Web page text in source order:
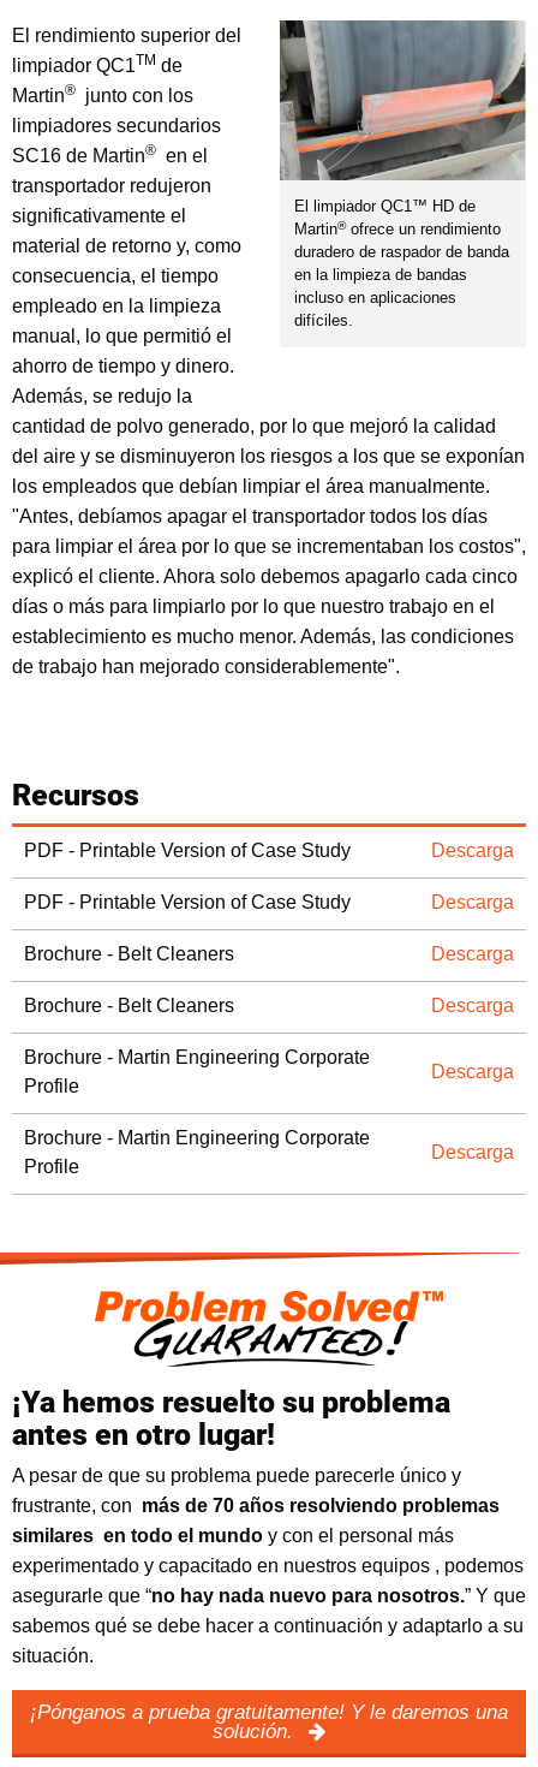
El limpiador QC1™ HD de
Martin®ofrece un rendimiento
duradero de raspador de banda
en la limpieza de bandas
incluso en aplicaciones
difíciles.
El rendimiento superior del
limpiador QC1TM de
Martin®
junto con los
limpiadores secundarios
SC16 de Martin® en el
transportador redujeron
significativamente el
material de retorno y, como
consecuencia, el tiempo
empleado en la limpieza
manual, lo que permitió el
ahorro de tiempo y dinero.
Además, se redujo la
cantidad de polvo generado, por lo que mejoró la calidad
del aire y se disminuyeron los riesgos a los que se exponían
los empleados que debían limpiar el área manualmente.
"Antes, debíamos apagar el transportador todos los días
para limpiar el área por lo que se incrementaban los costos",
explicó el cliente. Ahora solo debemos apagarlo cada cinco
días o más para limpiarlo por lo que nuestro trabajo en el
establecimiento es mucho menor. Además, las condiciones
de trabajo han mejorado considerablemente".
Recursos
PDF - Printable Version of Case Study Descarga
PDF - Printable Version of Case Study Descarga
Brochure - Belt Cleaners Descarga
Brochure - Belt Cleaners Descarga
Brochure - Martin Engineering Corporate
Profile
Descarga
Brochure - Martin Engineering Corporate
Profile
Descarga
¡Ya hemos resuelto su problema
antes en otro lugar!
A pesar de que su problema puede parecerle único y
frustrante, con más de 70 años resolviendo problemas
similares en todo el mundo y con el personal más
experimentado y capacitado en nuestros equipos , podemos
asegurarle que “no hay nada nuevo para nosotros.” Y que
sabemos qué se debe hacer a continuación y adaptarlo a su
situación.
¡Pónganos a prueba gratuitamente! Y le daremos una
solución.